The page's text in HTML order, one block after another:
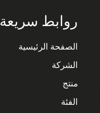
روابط سريعة
الصفحة الرئيسية
الشركة
منتج
الفئة